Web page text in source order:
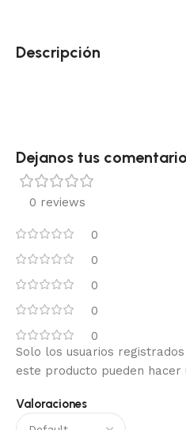
Descripción
Dejanos tus
0 reviews
0
0
0
0
0
Valoraciones
Solo los usuarios
este producto pueden hacer